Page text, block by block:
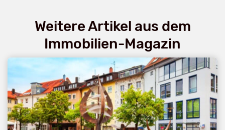
Weitere Artikel aus dem
Immobilien-Magazin